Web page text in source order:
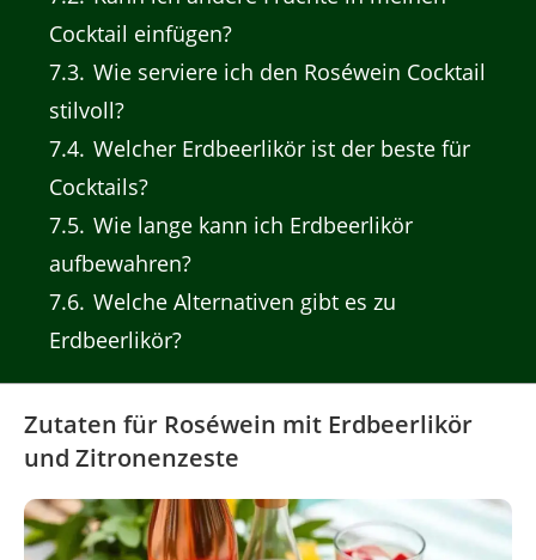
Cocktail einfügen?
7.3 Wie serviere ich den Roséwein Cocktail
stilvoll?
7.4 Welcher Erdbeerlikör ist der beste für
Cocktails?
7.5 Wie lange kann ich Erdbeerlikör
aufbewahren?
7.6 Welche Alternativen gibt es zu
Erdbeerlikör?
Zutaten für Roséwein mit Erdbeerlikör
und Zitronenzeste